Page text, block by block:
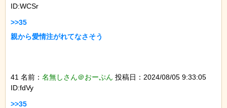
ID:WCSr
>>35
親から愛情注がれてなさそう
41 名前： 名無しさん＠おーぷん 投稿日：2024/08/05 9:33:05
ID:fdVy
>>35